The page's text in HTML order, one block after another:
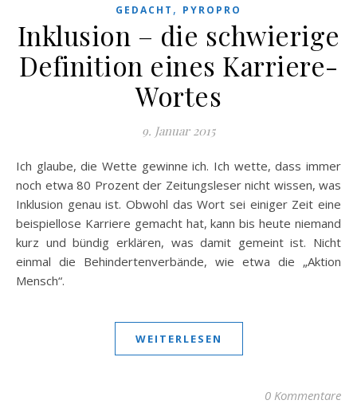
GEDACHT , PYROPRO
Inklusion – die schwierige
Definition eines Karriere-
Wortes
9. Januar 2015
Ich glaube, die Wette gewinne ich. Ich wette, dass immer
noch etwa 80 Prozent der Zeitungsleser nicht wissen, was
Inklusion genau ist. Obwohl das Wort sei einiger Zeit eine
beispiellose Karriere gemacht hat, kann bis heute niemand
kurz und bündig erklären, was damit gemeint ist. Nicht
einmal die Behindertenverbände, wie etwa die „Aktion
Mensch“.
WEITERLESEN
0 Kommentare